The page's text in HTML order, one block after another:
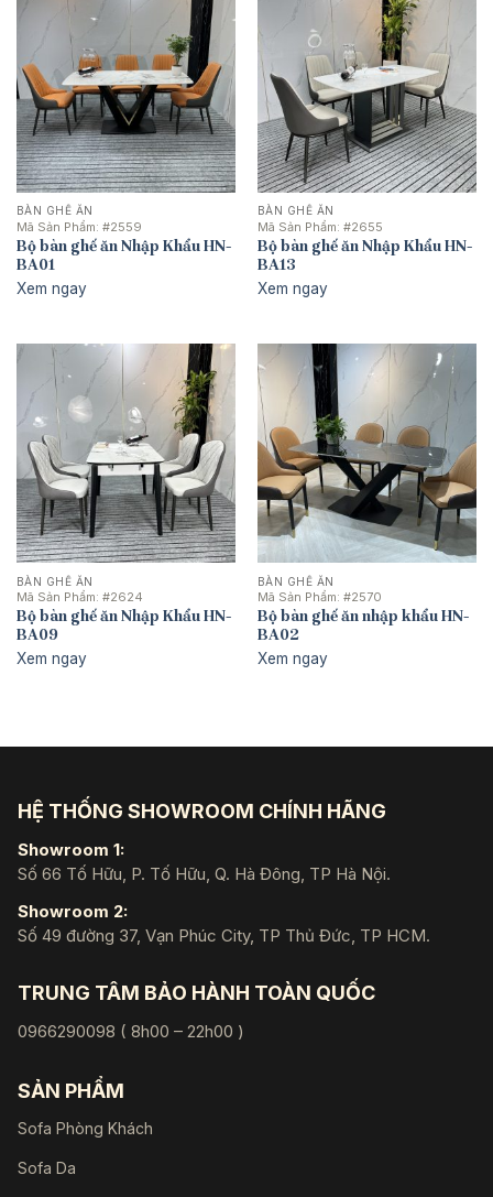
BÀN GHẾ ĂN
Mã Sản Phẩm: #2559
Bộ bàn ghế ăn Nhập Khẩu HN-
BA01
Xem ngay
BÀN GHẾ ĂN
Mã Sản Phẩm: #2655
Bộ bàn ghế ăn Nhập Khẩu HN-
BA13
Xem ngay
BÀN GHẾ ĂN
Mã Sản Phẩm: #2624
Bộ bàn ghế ăn Nhập Khẩu HN-
BA09
Xem ngay
BÀN GHẾ ĂN
Mã Sản Phẩm: #2570
Bộ bàn ghế ăn nhập khẩu HN-
BA02
Xem ngay
HỆ THỐNG SHOWROOM CHÍNH HÃNG
Showroom 1:
Số 66 Tố Hữu, P. Tố Hữu, Q. Hà Đông, TP Hà Nội.
Showroom 2:
Số 49 đường 37, Vạn Phúc City, TP Thủ Đức, TP HCM.
TRUNG TÂM BẢO HÀNH TOÀN QUỐC
0966290098 ( 8h00 – 22h00 )
SẢN PHẨM
Sofa Phòng Khách
Sofa Da